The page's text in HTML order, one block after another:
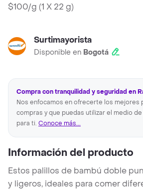
$100/g (1 X 22 g)
Surtimayorista
Disponible en Bogotá
Compra con tranquilidad y seguridad en
Nos enfocamos en ofrecerte los mejores
compras y que puedas utilizar el medio
para ti. Conoce más...
Información del producto
Estos palillos de bambú doble
y ligeros, ideales para comer